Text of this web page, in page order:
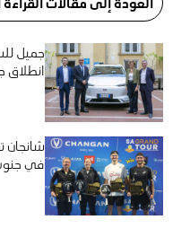
جميل
انطلاق
شانجان
في